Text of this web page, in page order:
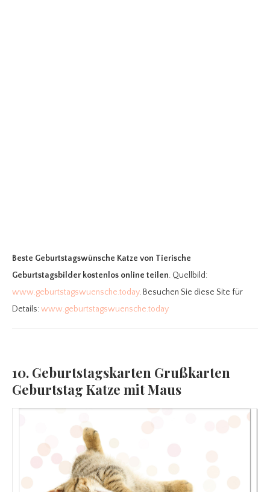
Beste Geburtstagswünsche Katze von Tierische
Geburtstagsbilder kostenlos online teilen. Quellbild:
www.geburtstagswuensche.today. Besuchen Sie diese Site für
Details:www.geburtstagswuensche.today
10. Geburtstagskarten Grußkarten
Geburtstag Katze mit Maus